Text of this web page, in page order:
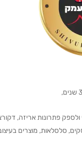
פתרונות אריזה,
סלסלאות, מוצרים